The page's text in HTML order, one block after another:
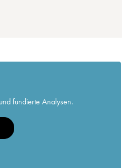
fundierte Analysen.